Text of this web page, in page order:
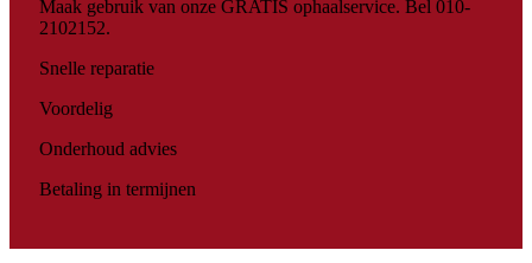
Maak gebruik van onze GRATIS ophaalservice. Bel 010-
2102152.
Snelle reparatie
Voordelig
Onderhoud advies
Betaling in termijnen